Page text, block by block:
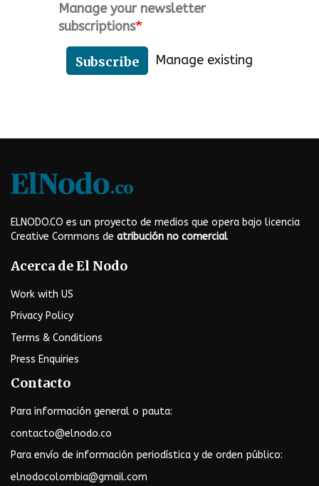
Manage your newsletter
subscriptions
Subscribe Manage existing
ELNODO.CO es un proyecto de medios que opera bajo licencia
Creative Commons de atribución no comercial
Acerca de El Nodo
Work with US
Privacy Policy
Terms & Conditions
Press Enquiries
Contacto
Para información general o pauta:
contacto@elnodo.co
Para envío de información periodística y de orden público:
elnodocolombia@gmail.com